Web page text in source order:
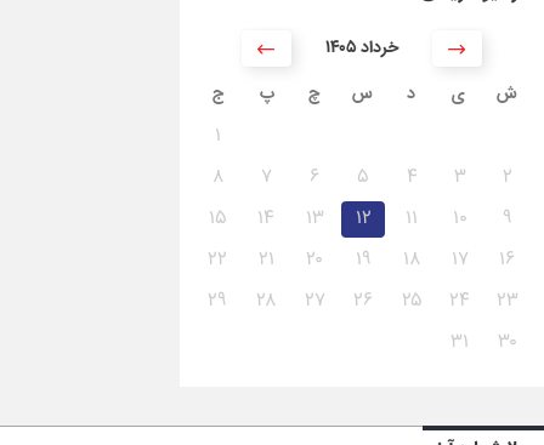
۱۴۰۵ خرداد
ش
ی د س چ پ ج
۱
۲
۳ ۴ ۵ ۶ ۷
۸
۹
۱۰ ۱۱ ۱۲ ۱۳ ۱۴
۱۵
۱۶
۱۷ ۱۸ ۱۹ ۲۰ ۲۱
۲۲
۲۳
۲۴ ۲۵ ۲۶ ۲۷ ۲۸
۲۹
۳۰
۳۱